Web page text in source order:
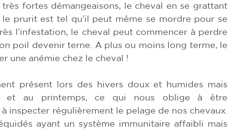
fortes démangeaisons, le cheval en se grattant
le prurit est tel qu’il peut même se mordre pour se
l’infestation, le cheval peut commencer à perdre
poil devenir terne. A plus ou moins long terme, le
une anémie chez le cheval !
présent lors des hivers doux et humides mais
et au printemps, ce qui nous oblige à être
inspecter régulièrement le pelage de nos chevaux.
ayant un système immunitaire affaibli mais